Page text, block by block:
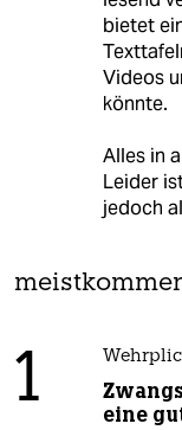
bietet
Videos
könnte.
Alles in
Leider
jedoch
1
eine